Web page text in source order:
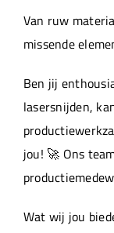
Projecten
Machinepark
Werken bij
Van ruw
missende
Ben jij
lasersnijden,
jou! 🚀 Ons
Wat wij jou